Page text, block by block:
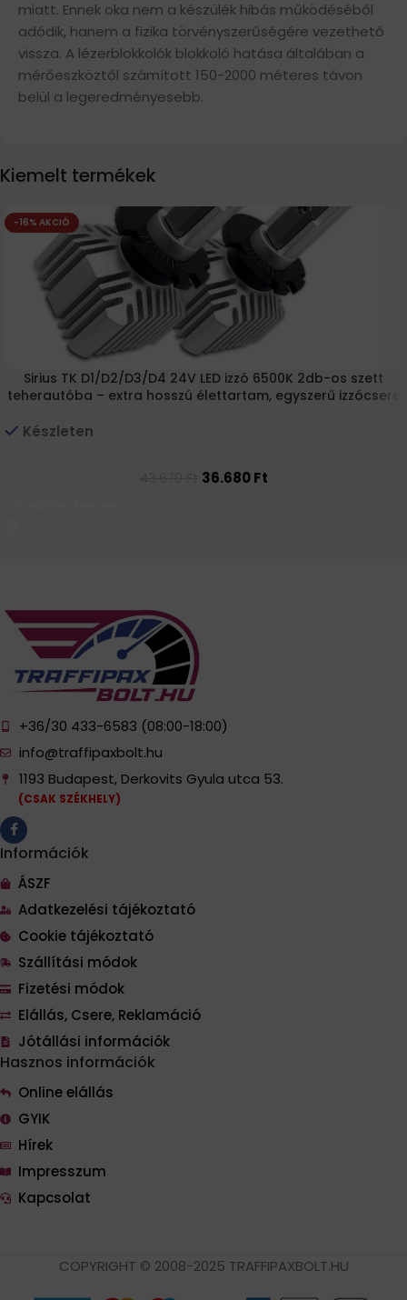
miatt. Ennek oka nem a készülék hibás működéséből
adódik, hanem a fizika törvényszerűségére vezethető
vissza. A lézerblokkolók blokkoló hatása általában a
mérőeszköztől számított 150-2000 méteres távon
belül a legeredményesebb.
Kiemelt termékek
-16% AKCIÓ
Sirius TK D1/D2/D3/D4 24V LED izzó 6500K 2db-os szett
teherautóba – extra hosszú élettartam, egyszerű izzócsere
Készleten
36.680Ft
+36/30 433-6583 (08:00-18:00)
info@traffipaxbolt.hu
1193 Budapest, Derkovits Gyula utca 53.
(CSAK SZÉKHELY)
Információk
ÁSZF
Adatkezelési tájékoztató
Cookie tájékoztató
Szállítási módok
Fizetési módok
Elállás, Csere, Reklamáció
Jótállási információk
Hasznos információk
Online elállás
GYIK
Hírek
Impresszum
Kapcsolat
COPYRIGHT © 2008-2025 TRAFFIPAXBOLT.HU